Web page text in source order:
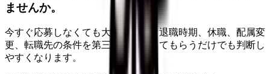
ませんか。
今すぐ応募しなくても大丈夫です。退職時期、休職、配属変
更、転職先の条件を第三者に整理してもらうだけでも判断し
やすくなります。